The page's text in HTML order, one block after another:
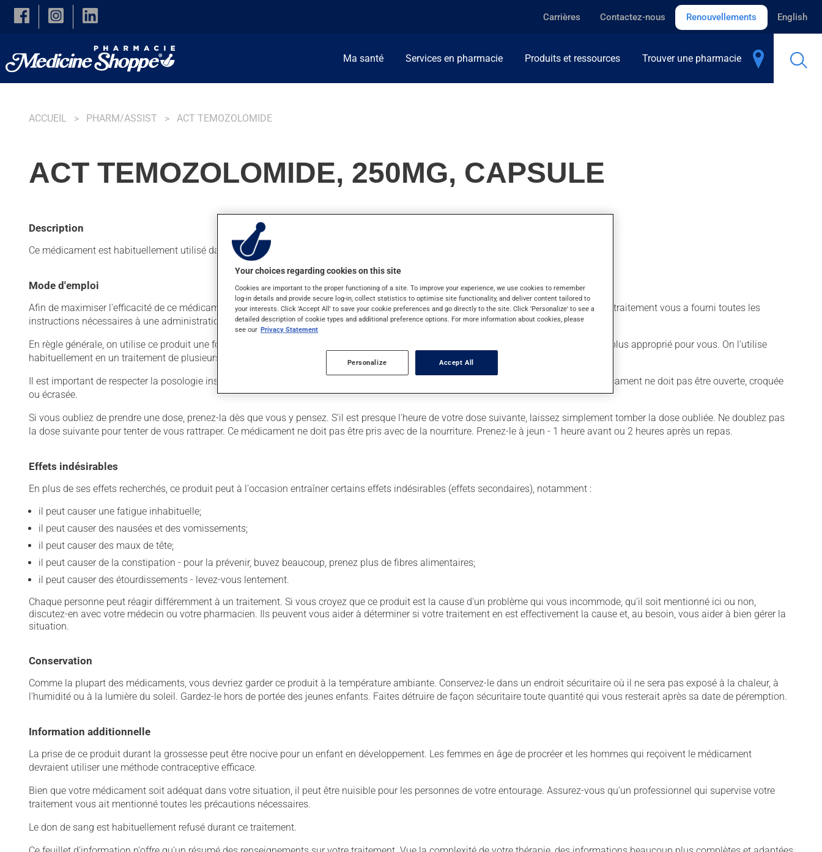
Skip to main content
Carrières Contactez-nous Renouvellements English
Ma santé Services en pharmacie Produits et ressources Trouver une pharmacie
ACCUEIL PHARM/ASSIST ACT TEMOZOLOMIDE
ACT TEMOZOLOMIDE, 250MG, CAPSULE
Description
Ce médicament est habituellement utilisé dans le cadre d'un traitement de chimiothérapie.
Mode d'emploi
Afin de maximiser l'efficacité de ce médicament et limiter ses effets secondaires, assurez-vous que le centre de soins qui supervise votre traitement vous a fourni toutes les
instructions nécessaires à une administration adéquate.
En règle générale, on utilise ce produit une fois par jour. Il est possible que votre pharmacien vous ait indiqué un horaire différent qui est plus approprié pour vous. On l'utilise
habituellement en un traitement de plusieurs jours. Pour en retirer tous les bénéfices possibles, assurez-vous de le compléter.
Il est important de respecter la posologie inscrite sur l'étiquette. N'en utilisez pas plus, ni plus souvent qu'indiqué. La capsule de ce médicament ne doit pas être ouverte, croquée
ou écrasée.
Si vous oubliez de prendre une dose, prenez-la dès que vous y pensez. S'il est presque l'heure de votre dose suivante, laissez simplement tomber la dose oubliée. Ne doublez pas
la dose suivante pour tenter de vous rattraper. Ce médicament ne doit pas être pris avec de la nourriture. Prenez-le à jeun - 1 heure avant ou 2 heures après un repas.
Effets indésirables
En plus de ses effets recherchés, ce produit peut à l'occasion entraîner certains effets indésirables (effets secondaires), notamment :
il peut causer une fatigue inhabituelle;
il peut causer des nausées et des vomissements;
il peut causer des maux de tête;
il peut causer de la constipation - pour la prévenir, buvez beaucoup, prenez plus de fibres alimentaires;
il peut causer des étourdissements - levez-vous lentement.
Chaque personne peut réagir différemment à un traitement. Si vous croyez que ce produit est la cause d'un problème qui vous incommode, qu'il soit mentionné ici ou non,
discutez-en avec votre médecin ou votre pharmacien. Ils peuvent vous aider à déterminer si votre traitement en est effectivement la cause et, au besoin, vous aider à bien gérer la
situation.
Conservation
Comme la plupart des médicaments, vous devriez garder ce produit à la température ambiante. Conservez-le dans un endroit sécuritaire où il ne sera pas exposé à la chaleur, à
l'humidité ou à la lumière du soleil. Gardez-le hors de portée des jeunes enfants. Faites détruire de façon sécuritaire toute quantité qui vous resterait après sa date de péremption.
Information additionnelle
La prise de ce produit durant la grossesse peut être nocive pour un enfant en développement. Les femmes en âge de procréer et les hommes qui reçoivent le médicament
devraient utiliser une méthode contraceptive efficace.
Bien que votre médicament soit adéquat dans votre situation, il peut être nuisible pour les personnes de votre entourage. Assurez-vous qu'un professionnel qui supervise votre
traitement vous ait mentionné toutes les précautions nécessaires.
Le don de sang est habituellement refusé durant ce traitement.
Your choices regarding cookies on this site
Cookies are important to the proper functioning of a site. To improve your experience, we use cookies to remember
log-in details and provide secure log-in, collect statistics to optimise site functionality, and deliver content tailored to
your interests. Click 'Accept All' to save your cookie preferences and go directly to the site. Click 'Personalize' to see a
detailed description of cookie types and additional preference options. For more information about cookies, please
see our Privacy Statement
Personalize Accept All